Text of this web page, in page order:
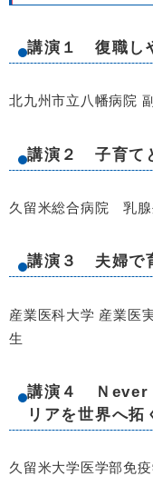
講演１ 復職し
北九州市立八幡病院
講演２ 子育て
久留米総合病院 乳
講演３ 夫婦で
産業医科大学 産業医
生
講演４ Ｎever
リアを世界へ拓
久留米大学医学部免